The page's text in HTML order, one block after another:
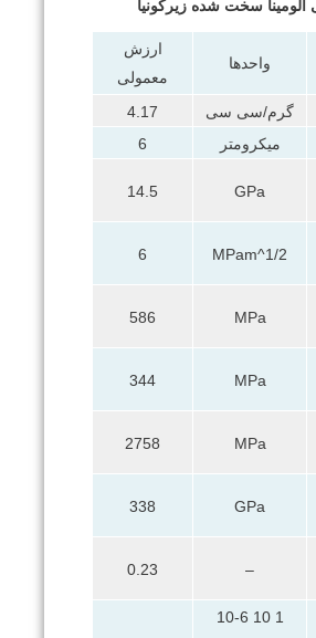
سخت شده زیرکونیا
واحدها
ارزش
معمولی
گرم/سی سی
4.17
میکرومتر
6
GPa
14.5
MPam^1/2
6
MPa
586
MPa
344
MPa
2758
GPa
338
–
0.23
1 10 10-6